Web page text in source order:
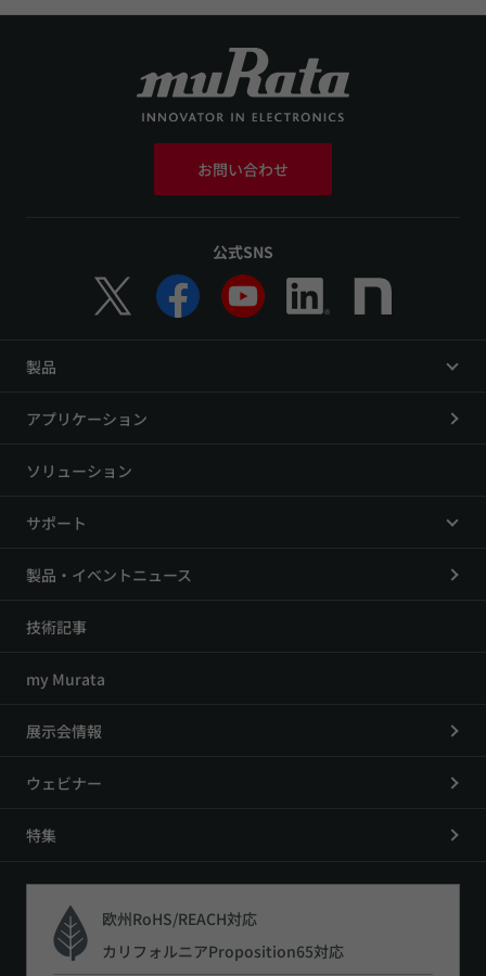
お問い合わせ
公式SNS
製品
アプリケーション
ソリューション
サポート
製品・イベントニュース
技術記事
my Murata
展示会情報
ウェビナー
特集
欧州RoHS/REACH対応
カリフォルニアProposition65対応